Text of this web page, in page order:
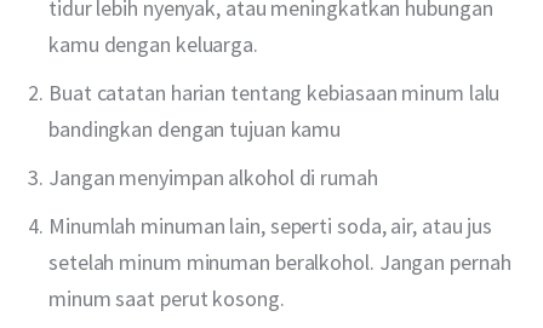
tidur lebih nyenyak, atau meningkatkan hubungan
kamu dengan keluarga.
Buat catatan harian tentang kebiasaan minum lalu
bandingkan dengan tujuan kamu
Jangan menyimpan alkohol di rumah
Minumlah minuman lain, seperti soda, air, atau jus
setelah minum minuman beralkohol. Jangan pernah
minum saat perut kosong.